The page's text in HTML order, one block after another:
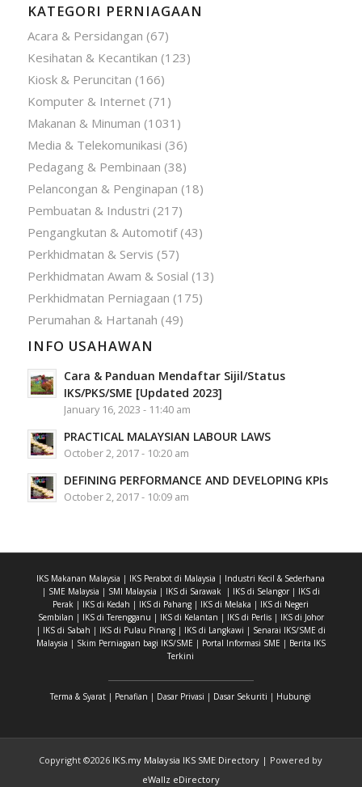
KATEGORI PERNIAGAAN
Acara & Persidangan (67)
Kesihatan & Kecantikan (123)
Kiosk & Peruncitan (166)
Komputer & Internet(71)
Makanan & Minuman (1031)
Media & Telekomunikasi (36)
Pedagang & Pembinaan (38)
Pelancongan & Penginapan (18)
Pembuatan & Industri (217)
Pengangkutan & Automotif(43)
Perkhidmatan & Servis (57)
Perkhidmatan Awam & Sosial (13)
Perkhidmatan Perniagaan (175)
Perumahan & Hartanah (49)
INFO USAHAWAN
Cara & Panduan Mendaftar Sijil/Status
IKS/PKS/SME [Updated 2023]
January 16, 2023 - 11:40 am
PRACTICAL MALAYSIAN LABOUR LAWS
October 2, 2017 - 10:20 am
DEFINING PERFORMANCE AND DEVELOPING KPIs
October 2, 2017 - 10:09 am
IKS Makanan Malaysia | IKS Perabot di Malaysia | Industri Kecil & Sederhana
| SME Malaysia | SMI Malaysia | IKS di Sarawak| IKS di Selangor| IKS di
Perak | IKS di Kedah | IKS di Pahang | IKS di Melaka | IKS di Negeri
Sembilan | IKS di Terengganu | IKS di Kelantan | IKS di Perlis| IKS di Johor
| IKS di Sabah | IKS di Pulau Pinang| IKS di Langkawi | Senarai IKS/SME di
Malaysia | Skim Perniagaan bagi IKS/SME | Portal Informasi SME | Berita IKS
Terkini
Terma & Syarat | Penafian | Dasar Privasi | Dasar Sekuriti | Hubungi
Copyright ©2026 IKS.my Malaysia IKS SME Directory | Powered by
eWallz eDirectory